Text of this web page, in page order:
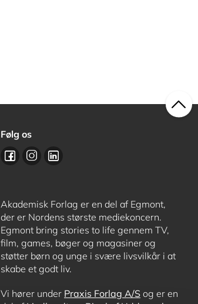
Følg os
Akademisk Forlag er en del af Egmont,
der er Nordens største mediekoncern.
Egmont bring stories to life gennem TV,
film, games, bøger og magasiner og
støtter børn og unge i svære livsvilkår i at
skabe et godt liv.
Vi hører under Praxis Forlag A/S og er en